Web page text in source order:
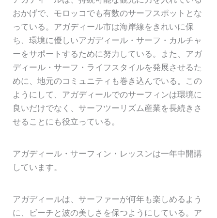
おかげで、モロッコでも有数のサーフスポットとな
っている。アガディール市は海岸線をきれいに保
ち、環境に優しいアガディール・サーフ・カルチャ
ーをサポートするために努力している。また、アガ
ディール・サーフ・ライフスタイルを発展させるた
めに、地元のコミュニティも巻き込んでいる。この
ようにして、アガディールでのサーフィンは環境に
良いだけでなく、サーフツーリズム産業を長続きさ
せることにも役立っている。
アガディール・サーフィン・レッスンは一年中開講
しています。
アガディールは、サーファーが何年も楽しめるよう
に、ビーチと波の美しさを保つようにしている。ア